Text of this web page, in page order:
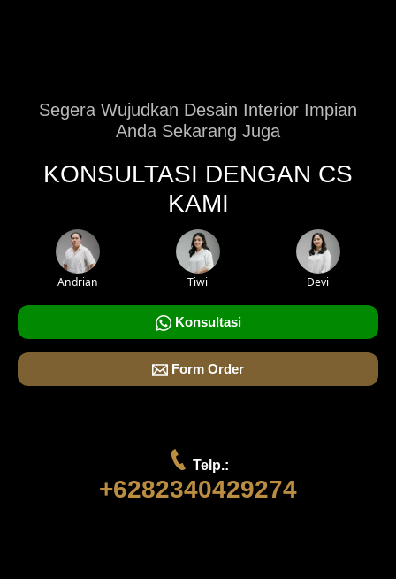
Segera Wujudkan Desain Interior Impian
Anda Sekarang Juga
KONSULTASI DENGAN CS
KAMI
Andrian Tiwi Devi
Konsultasi
Form Order
Telp.:
+6282340429274